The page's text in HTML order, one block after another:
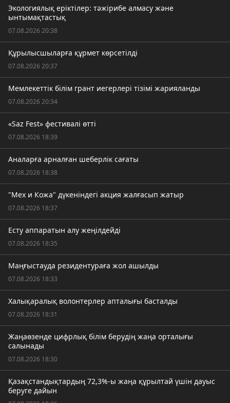
Экологиялық еріктілер: тәжірибе алмасу және
ынтымақтастық
07.08.2026 20:38
Құрылысшыларға құрмет көрсетілді
07.08.2026 20:37
Мемлекеттік білім грант иегерлері тізімі жарияланды
07.08.2026 20:34
«Saz Fest» фестивалі өтті
07.08.2026 18:39
Аналарға арналған шеберлік сағаты
07.08.2026 18:38
"Мех и Кожа" дүкеніндегі акция жалғасып жатыр
07.08.2026 18:37
Есту аппаратын алу жеңілдейді
07.08.2026 18:35
Маңғыстауда резидентураға жол ашылды
07.08.2026 18:33
Халықаралық волонтерлер апталығы басталды
07.08.2026 18:31
Жаңаөзенде цифрлық білім берудің жаңа орталығы
салынады
07.08.2026 18:30
Қазақстандықтардың 72,3%-ы жаңа құрылтай үшін дауыс
беруге дайын